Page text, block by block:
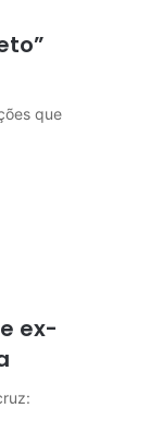
que
ex-